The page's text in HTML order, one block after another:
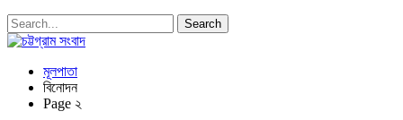
মূলপাতা
বিনোদন
Page ২